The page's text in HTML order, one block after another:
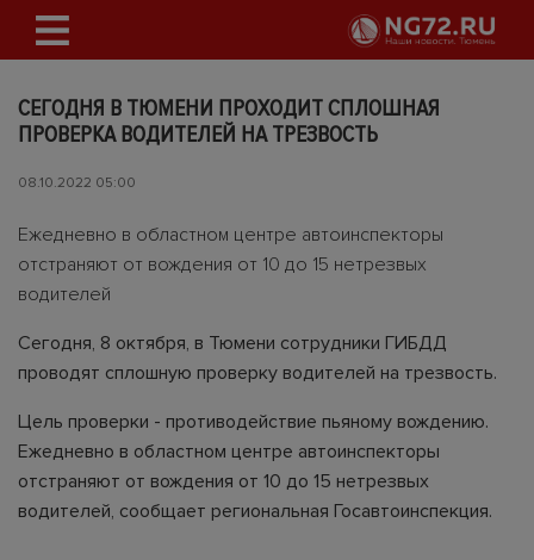
СЕГОДНЯ В ТЮМЕНИ ПРОХОДИТ СПЛОШНАЯ
ПРОВЕРКА ВОДИТЕЛЕЙ НА ТРЕЗВОСТЬ
08.10.2022 05:00
Ежедневно в областном центре автоинспекторы
отстраняют от вождения от 10 до 15 нетрезвых
водителей
Сегодня, 8 октября, в Тюмени сотрудники ГИБДД
проводят сплошную проверку водителей на трезвость.
Цель проверки - противодействие пьяному вождению.
Ежедневно в областном центре автоинспекторы
отстраняют от вождения от 10 до 15 нетрезвых
водителей, сообщает региональная Госавтоинспекция.